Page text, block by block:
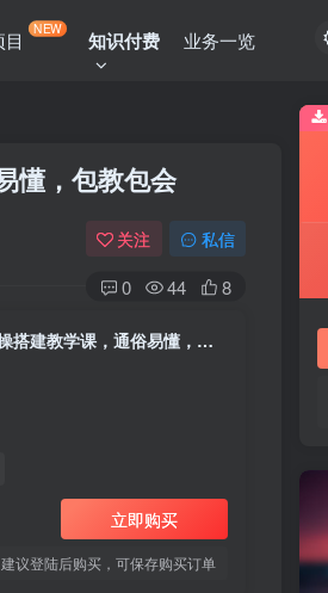
NEW 知识付费 业务一览
懂，包教包会
关注 私信
0 44 8
一键生成《电商带货混剪》短视频，实操搭建教学课，通俗易懂，包教包会
立即购买
议登陆后购买，可保存购买订单